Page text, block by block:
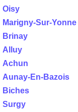
Oisy
Marigny-Sur-Yonne
Brinay
Alluy
Achun
Aunay-En-Bazois
Biches
Surgy